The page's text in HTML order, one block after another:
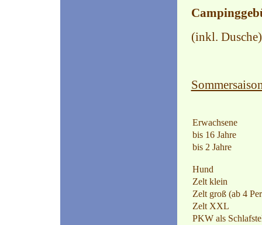
(inkl. Dusche)
Erwachsene
bis 16 Jahre
bis 2 Jahre
Hund
Zelt klein
Zelt groß (ab 4
Zelt XXL
PKW als